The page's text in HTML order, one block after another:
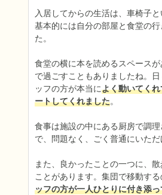
入居してからの生活は、車椅子と
基本的には自分の部屋と食堂の
た。
食堂の横に本を読めるスペース
で過ごすこともありましたね。
ッフの方が本当によく動いてく
ートしてくれました。
食事は施設の中にある厨房で調
で、問題なく、ごく普通にいただ
また、良かったことの一つに、
ことがあります。集団で移動する
ッフの方が一人ひとりに付き添